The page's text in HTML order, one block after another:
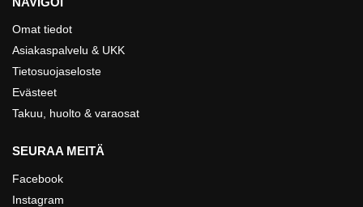
Omat tiedot
Asiakaspalvelu & UKK
Tietosuojaseloste
Evästeet
Takuu, huolto & varaosat
SEURAA MEITÄ
Facebook
Instagram